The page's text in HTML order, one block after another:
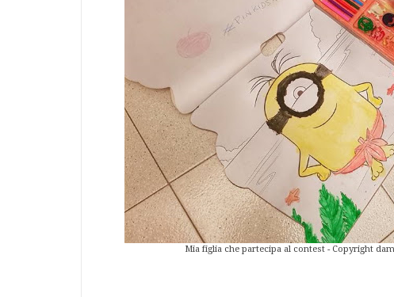
Mia figlia che partecipa al contest - Copyright